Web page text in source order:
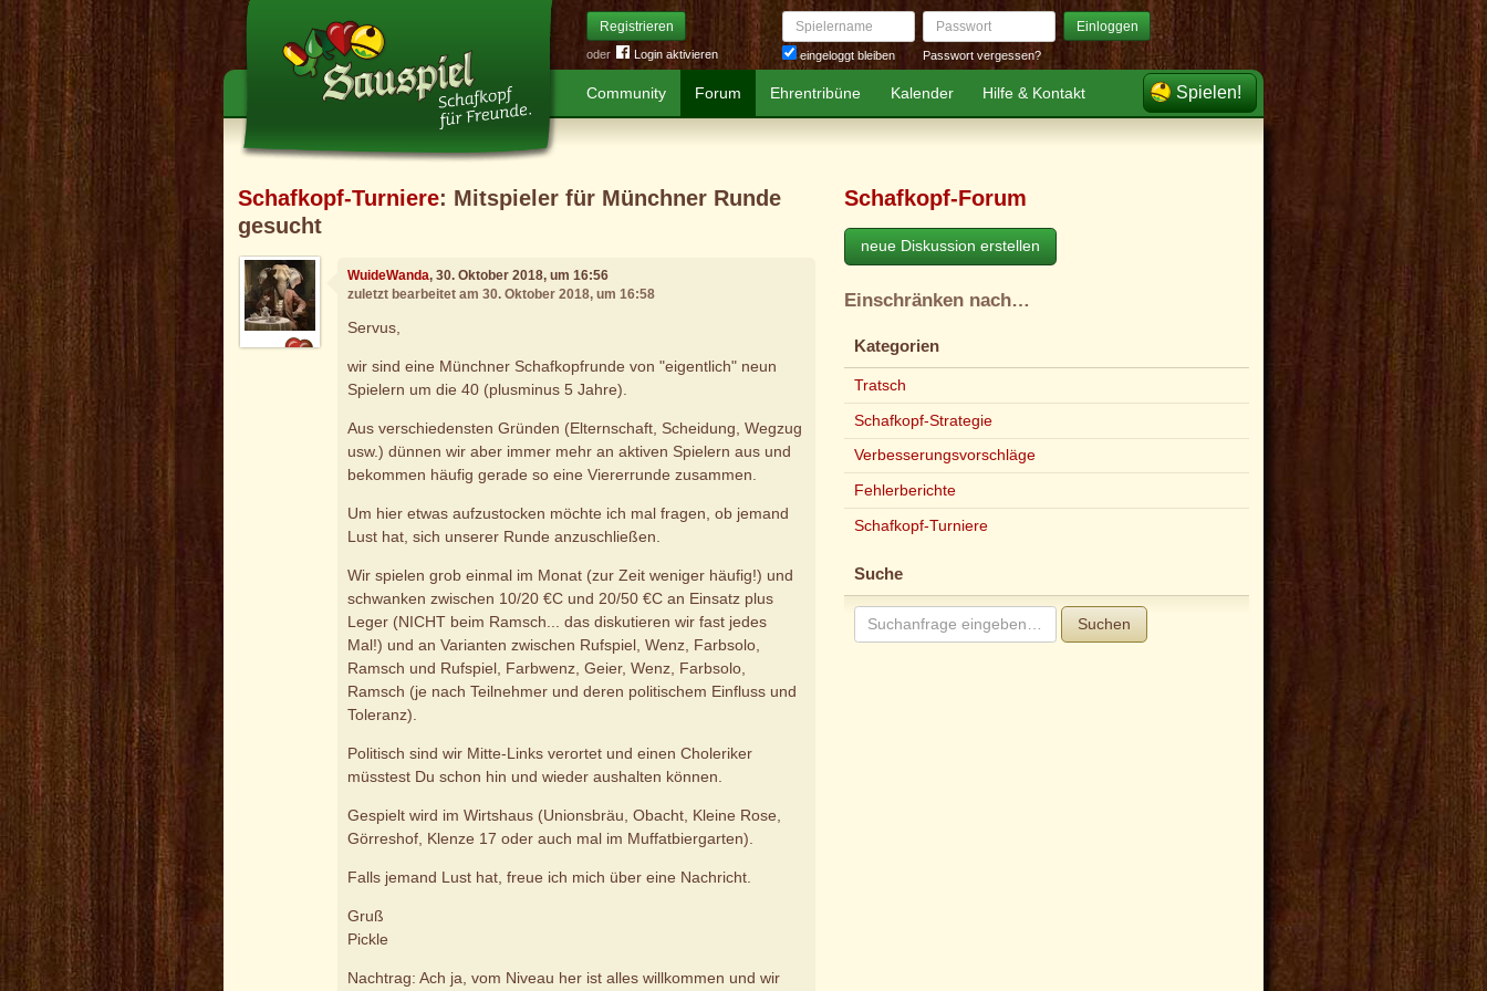
Registrieren
oder Login aktivieren
Spielername
eingeloggt bleiben
Passwort Einloggen
Passwort vergessen?
Community Forum Ehrentribüne Kalender Hilfe & Kontakt Spielen!
Schafkopf-Turniere: Mitspieler für Münchner Runde
gesucht
WuideWanda, 30. Oktober 2018, um 16:56
zuletzt bearbeitet am 30. Oktober 2018, um 16:58
Servus,
wir sind eine Münchner Schafkopfrunde von "eigentlich" neun
Spielern um die 40 (plusminus 5 Jahre).
Aus verschiedensten Gründen (Elternschaft, Scheidung, Wegzug
usw.) dünnen wir aber immer mehr an aktiven Spielern aus und
bekommen häufig gerade so eine Viererrunde zusammen.
Um hier etwas aufzustocken möchte ich mal fragen, ob jemand
Lust hat, sich unserer Runde anzuschließen.
Wir spielen grob einmal im Monat (zur Zeit weniger häufig!) und
schwanken zwischen 10/20 €C und 20/50 €C an Einsatz plus
Leger (NICHT beim Ramsch... das diskutieren wir fast jedes
Mal!) und an Varianten zwischen Rufspiel, Wenz, Farbsolo,
Ramsch und Rufspiel, Farbwenz, Geier, Wenz, Farbsolo,
Ramsch (je nach Teilnehmer und deren politischem Einfluss und
Toleranz).
Politisch sind wir Mitte-Links verortet und einen Choleriker
müsstest Du schon hin und wieder aushalten können.
Gespielt wird im Wirtshaus (Unionsbräu, Obacht, Kleine Rose,
Görreshof, Klenze 17 oder auch mal im Muffatbiergarten).
Falls jemand Lust hat, freue ich mich über eine Nachricht.
Gruß
Pickle
Nachtrag: Ach ja, vom Niveau her ist alles willkommen und wir
Schafkopf-Forum
neue Diskussion erstellen
Einschränken nach…
Kategorien
Tratsch
Schafkopf-Strategie
Verbesserungsvorschläge
Fehlerberichte
Schafkopf-Turniere
Suche
Suchen